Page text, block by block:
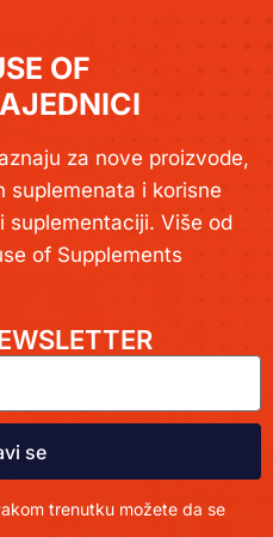
OF
za nove proizvode,
suplemenata i korisne
suplementaciji. Više od
of Supplements
se
trenutku možete da se